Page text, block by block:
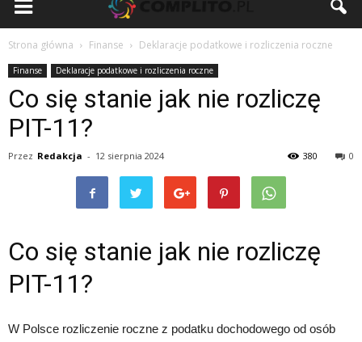
Strona główna Finanse Deklaracje podatkowe i rozliczenia roczne
Finanse Deklaracje podatkowe i rozliczenia roczne
Co się stanie jak nie rozliczę
PIT-11?
Przez Redakcja - 12 sierpnia 2024 0
380
Co się stanie jak nie rozliczę
PIT-11?
W Polsce rozliczenie roczne z podatku dochodowego od osób